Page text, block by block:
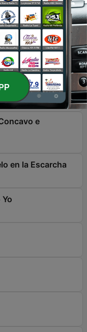
Venezolana
e
en la Escarcha